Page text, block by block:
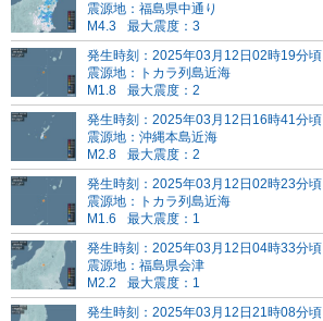
震源地：福島県中通り
M4.3
最大震度：3
発生時刻：2025年03月12日02時19分頃
震源地：トカラ列島近海
M1.8
最大震度：2
発生時刻：2025年03月12日16時41分頃
震源地：沖縄本島近海
M2.8
最大震度：2
発生時刻：2025年03月12日02時23分頃
震源地：トカラ列島近海
M1.6
最大震度：1
発生時刻：2025年03月12日04時33分頃
震源地：福島県会津
M2.2
最大震度：1
発生時刻：2025年03月12日21時08分頃